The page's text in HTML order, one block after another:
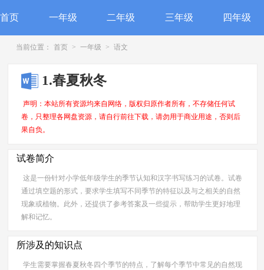
首页 一年级 二年级 三年级 四年级
当前位置： 首页 > 一年级 > 语文
1.春夏秋冬
声明：本站所有资源均来自网络，版权归原作者所有，不存储任何试
卷，只整理各网盘资源，请自行前往下载，请勿用于商业用途，否则后
果自负。
试卷简介
这是一份针对小学低年级学生的季节认知和汉字书写练习的试卷。试卷
通过填空题的形式，要求学生填写不同季节的特征以及与之相关的自然
现象或植物。此外，还提供了参考答案及一些提示，帮助学生更好地理
解和记忆。
所涉及的知识点
学生需要掌握春夏秋冬四个季节的特点，了解每个季节中常见的自然现